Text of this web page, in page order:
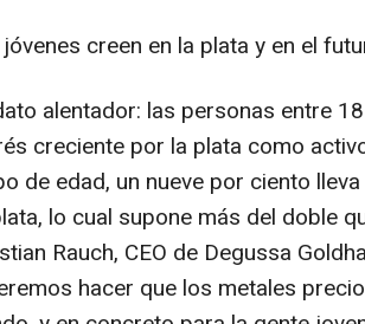
creen en la plata y en el
alentador: las personas entre
creciente por la plata como
de edad, un nueve por ciento
lo cual supone más del doble
Rauch, CEO de Degussa
hacer que los metales